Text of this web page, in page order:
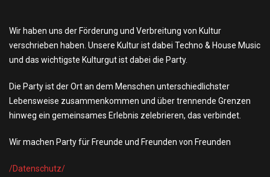
Wir haben uns der Förderung und Verbreitung von Kultur
verschrieben haben. Unsere Kultur ist dabei Techno & House Music
und das wichtigste Kulturgut ist dabei die Party.
Die Party ist der Ort an dem Menschen unterschiedlichster
Lebensweise zusammenkommen und über trennende Grenzen
hinweg ein gemeinsames Erlebnis zelebrieren, das verbindet.
Wir machen Party für Freunde und Freunden von Freunden
/Datenschutz/